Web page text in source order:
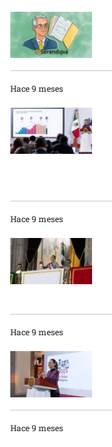
Hace 9 meses
Hace 9 meses
Hace 9 meses
Hace 9 meses